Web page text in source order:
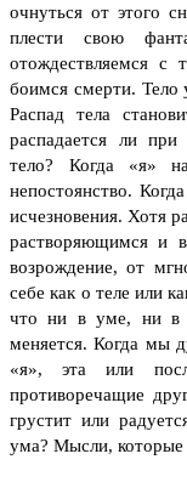
очнуться от этого
плести свою
отождествляемся
боимся смерти.
Распад тела
распадается ли
тело?
Когда «я»
непостоянство.
исчезновения. Хотя
растворяющимся и
возрождение, от
себе как о теле или
что ни в уме, ни в
меняется. Когда мы
«я», эта или
противоречащие
грустит или
ума? Мысли, которые